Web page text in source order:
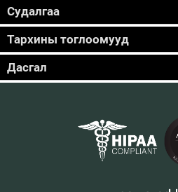
Судалгаа
Тархины тоглоомууд
Дасгал